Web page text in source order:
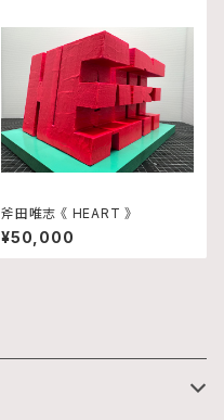
斧田唯志 《 HEART 》
¥50,000